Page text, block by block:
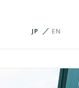
JP EN
役員紹介